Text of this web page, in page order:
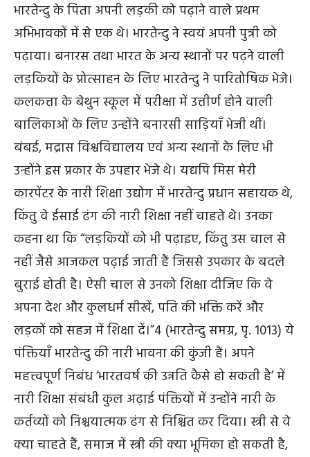
भारतेन्दु के पिता अपनी लड़की को पढ़ाने वाले प्रथम
अभिभावकों में से एक थे। भारतेन्दु ने स्वयं अपनी पुत्री को
पढ़ाया। बनारस तथा भारत के अन्य स्थानों पर पढ़ने वाली
लड़कियों के प्रोत्साहन के लिए भारतेन्दु ने पारितोषिक भेजे।
कलकत्ता के बेथुन स्कूल में परीक्षा में उत्तीर्ण होने वाली
बालिकाओं के लिए उन्होंने बनारसी साड़ियाँ भेजी थीं।
बंबई, मद्रास विश्वविद्यालय एवं अन्य स्थानों के लिए भी
उन्होंने इस प्रकार के उपहार भेजे थे। यद्यपि मिस मेरी
कारपेंटर के नारी शिक्षा उद्योग में भारतेन्दु प्रधान सहायक थे,
किंतु वे ईसाई ढंग की नारी शिक्षा नहीं चाहते थे। उनका
कहना था कि “लड़कियों को भी पढ़ाइए, किंतु उस चाल से
नहीं जैसे आजकल पढ़ाई जाती हैं जिससे उपकार के बदले
बुराई होती है। ऐसी चाल से उनको शिक्षा दीजिए कि वे
अपना देश और कुलधर्म सीखें, पति की भक्ति करें और
लड़कों को सहज में शिक्षा दें।”4 (भारतेन्दु समग्र, पृ. 1013) ये
पंक्तियाँ भारतेन्दु की नारी भावना की कुंजी हैं। अपने
महत्त्वपूर्ण निबंध ‘भारतवर्ष की उन्नति कैसे हो सकती है’ में
नारी शिक्षा संबंधी कुल अढ़ाई पंक्तियों में उन्होंने नारी के
कर्तव्यों को निश्चयात्मक ढंग से निश्चित कर दिया। स्त्री से वे
क्या चाहते हैं, समाज में स्त्री की क्या भूमिका हो सकती है,